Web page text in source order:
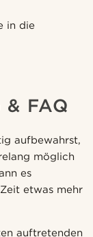
in die
& FAQ
aufbewahrst,
möglich
es
etwas mehr
auftretenden